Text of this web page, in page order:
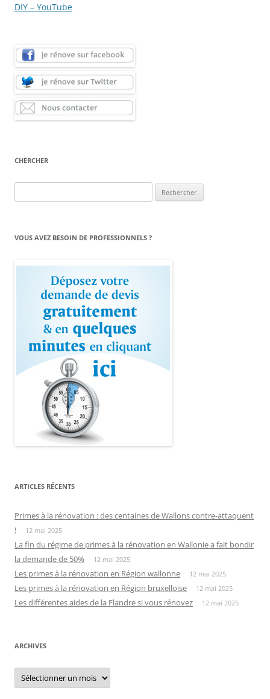
DIY – YouTube
CHERCHER
VOUS AVEZ BESOIN DE PROFESSIONNELS ?
ARTICLES RÉCENTS
Primes à la rénovation : des centaines de Wallons contre-attaquent
!
12 mai 2025
La fin du régime de primes à la rénovation en Wallonie a fait bondir
la demande de 50%
12 mai 2025
Les primes à la rénovation en Région wallonne 12 mai 2025
Les primes à la rénovation en Région bruxelloise 12 mai 2025
Les différentes aides de la Flandre si vous rénovez 12 mai 2025
ARCHIVES
Archives